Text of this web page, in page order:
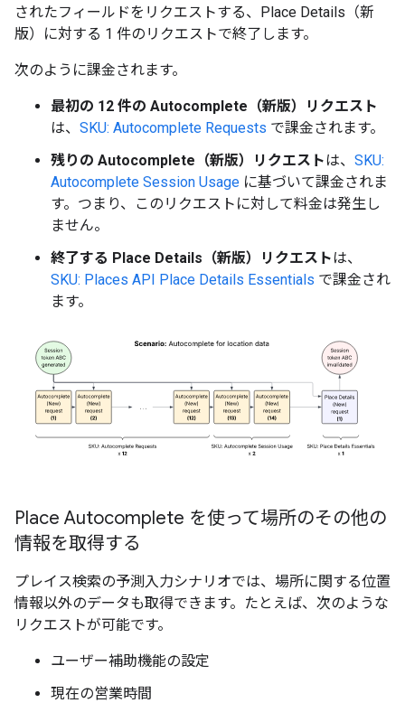
されたフィールドをリクエストする、Place Details（新
版）に対する 1 件のリクエストで終了します。
次のように課金されます。
最初の 12 件の Autocomplete（新版）リクエスト
は、 SKU: Autocomplete Requests で課金されます。
残りの Autocomplete（新版）リクエストは、 SKU:
Autocomplete Session Usage に基づいて課金されま
す。つまり、このリクエストに対して料金は発生し
ません。
終了する Place Details（新版）リクエストは、
SKU: Places API Place Details Essentials で課金され
ます。
Place Autocomplete を使って場所のその他の
情報を取得する
プレイス検索の予測入力シナリオでは、場所に関する位置
情報以外のデータも取得できます。たとえば、次のような
リクエストが可能です。
ユーザー補助機能の設定
現在の営業時間